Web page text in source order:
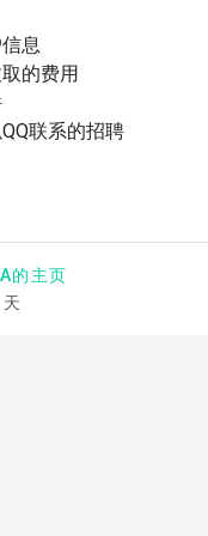
息
的费用
联系的招聘
的主页